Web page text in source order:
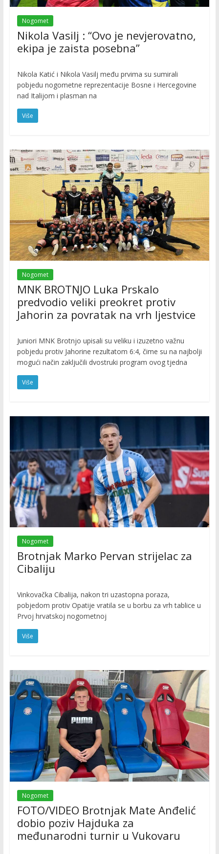
Nogomet
Nikola Vasilj : “Ovo je nevjerovatno,
ekipa je zaista posebna”
Nikola Katić i Nikola Vasilj među prvima su sumirali
pobjedu nogometne reprezentacije Bosne i Hercegovine
nad Italijom i plasman na
Više
Nogomet
MNK BROTNJO Luka Prskalo
predvodio veliki preokret protiv
Jahorin za povratak na vrh ljestvice
Juniori MNK Brotnjo upisali su veliku i izuzetno važnu
pobjedu protiv Jahorine rezultatom 6:4, čime su na najbolji
mogući način zaključili dvostruki program ovog tjedna
Više
Nogomet
Brotnjak Marko Pervan strijelac za
Cibaliju
Vinkovačka Cibalija, nakon tri uzastopna poraza,
pobjedom protiv Opatije vratila se u borbu za vrh tablice u
Prvoj hrvatskoj nogometnoj
Više
Nogomet
FOTO/VIDEO Brotnjak Mate Anđelić
dobio poziv Hajduka za
međunarodni turnir u Vukovaru